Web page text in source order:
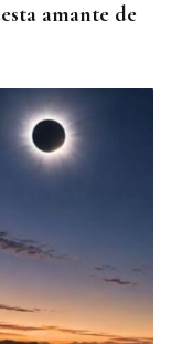
amante de